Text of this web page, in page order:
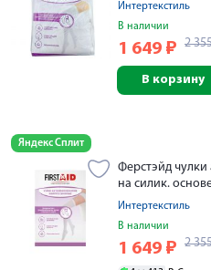
Интертекстиль
В наличии
1 649 ₽ 2
В корзину
Яндекс Сплит
Ферстэйд чулки
на силик.
Интертекстиль
В наличии
1 649 ₽ 2